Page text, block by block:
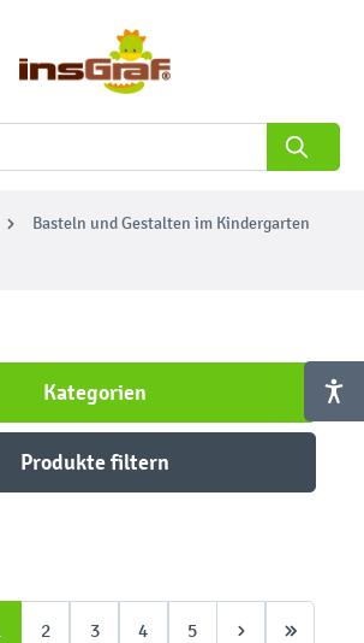
Basteln und Gestalten im Kindergarten
Kategorien
Produkte filtern
2 3 4 5